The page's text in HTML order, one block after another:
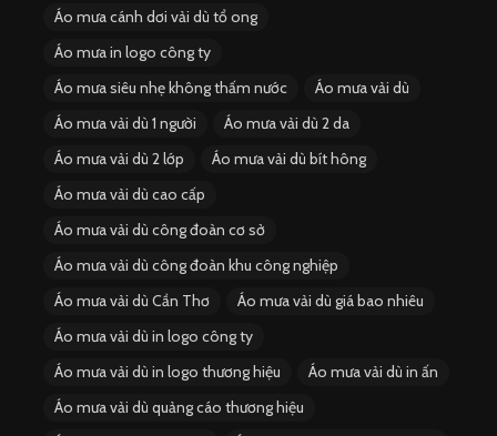
Áo mưa cánh dơi vải dù tổ ong
Áo mưa in logo công ty
Áo mưa siêu nhẹ không thấm nước
Áo mưa vải dù
Áo mưa vải dù 1 người
Áo mưa vải dù 2 da
Áo mưa vải dù 2 lớp
Áo mưa vải dù bít hông
Áo mưa vải dù cao cấp
Áo mưa vải dù công đoàn cơ sở
Áo mưa vải dù công đoàn khu công nghiệp
Áo mưa vải dù Cần Thơ
Áo mưa vải dù giá bao nhiêu
Áo mưa vải dù in logo công ty
Áo mưa vải dù in logo thương hiệu
Áo mưa vải dù in ấn
Áo mưa vải dù quảng cáo thương hiệu